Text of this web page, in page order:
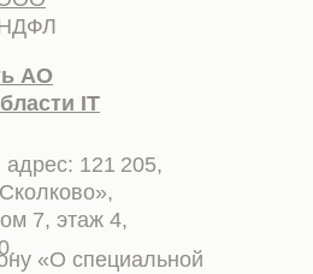
НДФЛ
АО
IT
121 205,
7, этаж 4,
«О специальной